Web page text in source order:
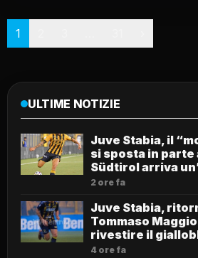
Paginazione
1
ULTIME NOTIZIE
Juve Stabia, il
si sposta in parte
Südtirol arriva
2 ore fa
Juve Stabia,
Tommaso
rivestire il
4 ore fa